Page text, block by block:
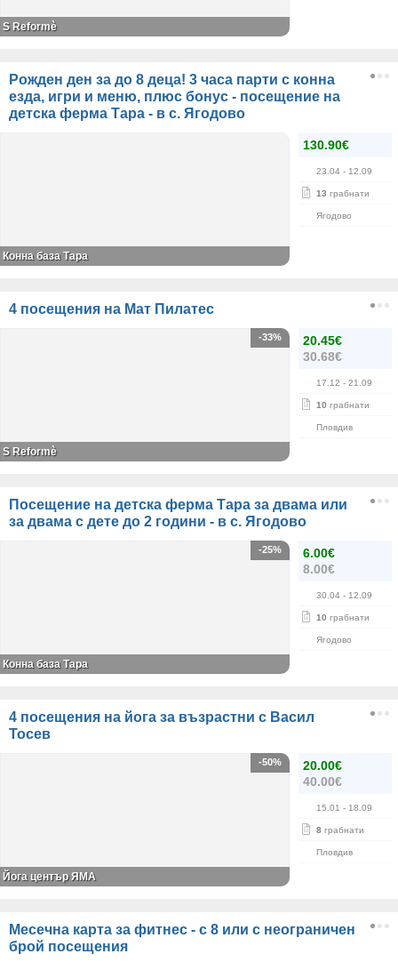
S Reformè
Рожден ден за до 8 деца! 3 часа парти с конна
езда, игри и меню, плюс бонус - посещение на
детска ферма Тара - в с. Ягодово
130.90€
23.04 - 12.09
13 грабнати
Ягодово
Конна база Тара
4 посещения на Мат Пилатес
20.45€
30.68€
17.12 - 21.09
10 грабнати
Пловдив
-33%
S Reformè
Посещение на детска ферма Тара за двама или
за двама с дете до 2 години - в с. Ягодово
6.00€
8.00€
30.04 - 12.09
10 грабнати
Ягодово
-25%
Конна база Тара
4 посещения на йога за възрастни с Васил
Тосев
20.00€
40.00€
15.01 - 18.09
8 грабнати
Пловдив
-50%
Йога център ЯМА
Месечна карта за фитнес - с 8 или с неограничен
брой посещения